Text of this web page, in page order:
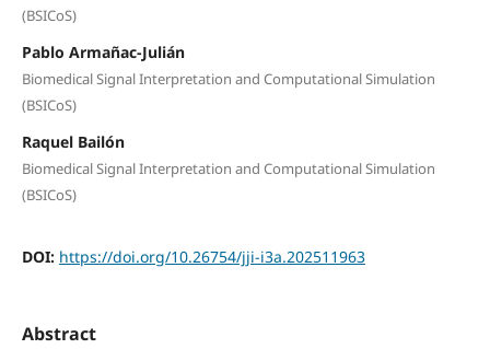
(BSICoS)
Pablo Armañac-Julián
Biomedical Signal Interpretation and Computational Simulation
(BSICoS)
Raquel Bailón
Biomedical Signal Interpretation and Computational Simulation
(BSICoS)
DOI: https://doi.org/10.26754/jji-i3a.202511963
Abstract